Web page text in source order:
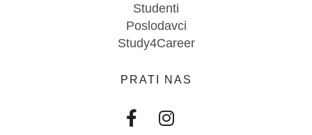
Studenti
Poslodavci
Study4Career
PRATI NAS